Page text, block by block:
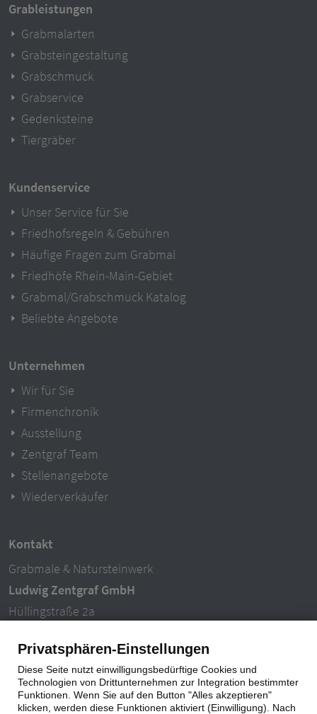
Grableistungen
Grabmalarten
Grabsteingestaltung
Grabschmuck
Grabservice
Gedenksteine
Tiergräber
Kundenservice
Unser Service für Sie
Friedhofsregeln & Gebühren
Häufige Fragen zum Grabmal
Friedhöfe Rhein-Main-Gebiet
Grabmal/Grabschmuck Katalog
Beliebte Angebote
Unternehmen
Wir für Sie
Firmenchronik
Ausstellung
Zentgraf Team
Stellenangebote
Wiederverkäufer
Kontakt
Grabmale & Natursteinwerk
Ludwig Zentgraf GmbH
Hüllingstraße 2a
Tel.: 06093 – 996940
E-Mail: info@ludwigzentgraf.de
Privatsphären-Einstellungen
Diese Seite nutzt einwilligungsbedürftige Cookies und
Technologien von Drittunternehmen zur Integration bestimmter
Funktionen. Wenn Sie auf den Button "Alles akzeptieren"
klicken, werden diese Funktionen aktiviert (Einwilligung). Nach